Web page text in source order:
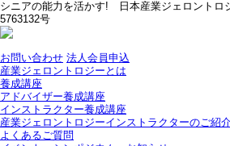
シニアの能力を活かす! 日本産業ジェロント
5763132号
お問い合わせ 法人会員申込
産業ジェロントロジーとは
養成講座
アドバイザー養成講座
インストラクター養成講座
産業ジェロントロジーインストラクターのご紹
よくあるご質問